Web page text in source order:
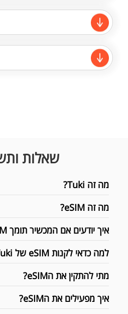
שאלות
מה זה Tuki?
מה זה eSIM?
איך יודעים אם המכשיר תומך eSIM?
למה כדאי לקנות eSIM של Tuki?
מתי להתקין את הeSIM?
איך מפעילים את הeSIM?